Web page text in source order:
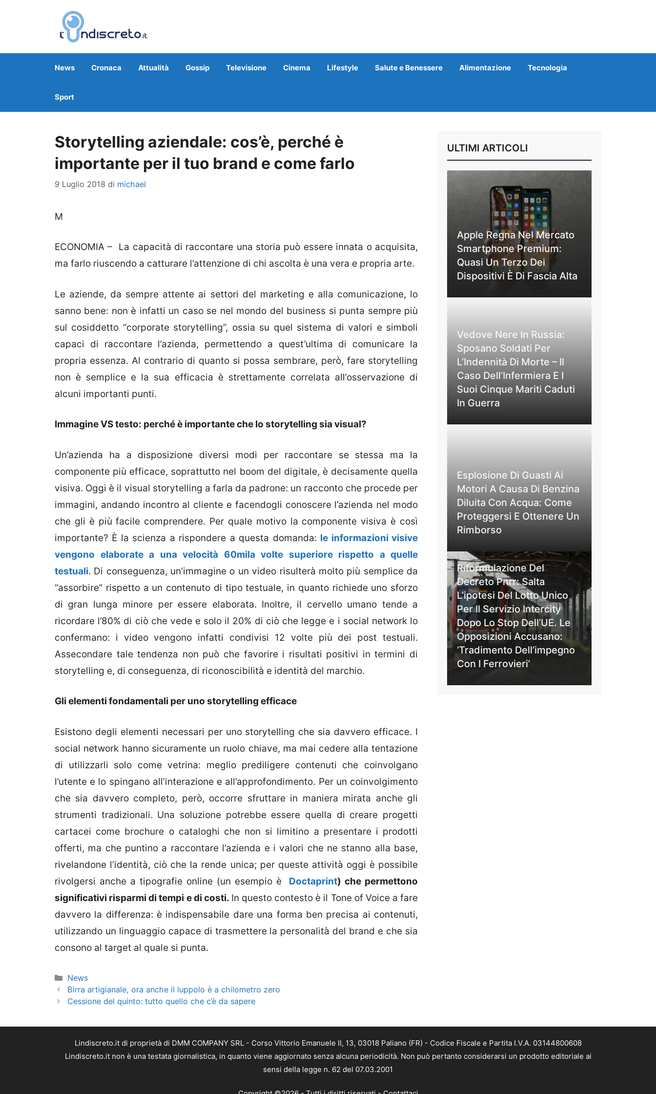
News Cronaca Attualità Gossip Televisione Cinema Lifestyle Salute e Benessere Alimentazione Tecnologia
Sport
Storytelling aziendale: cos’è, perché è
importante per il tuo brand e come farlo
9 Luglio 2018 di michael
M
ECONOMIA – La capacità di raccontare una storia può essere innata o acquisita,
ma farlo riuscendo a catturare l’attenzione di chi ascolta è una vera e propria arte.
Le aziende, da sempre attente ai settori del marketing e alla comunicazione, lo
sanno bene: non è infatti un caso se nel mondo del business si punta sempre più
sul cosiddetto “corporate storytelling”, ossia su quel sistema di valori e simboli
capaci di raccontare l’azienda, permettendo a quest’ultima di comunicare la
propria essenza. Al contrario di quanto si possa sembrare, però, fare storytelling
non è semplice e la sua efficacia è strettamente correlata all’osservazione di
alcuni importanti punti.
Immagine VS testo: perché è importante che lo storytelling sia visual?
Un’azienda ha a disposizione diversi modi per raccontare se stessa ma la
componente più efficace, soprattutto nel boom del digitale, è decisamente quella
visiva. Oggi è il visual storytelling a farla da padrone: un racconto che procede per
immagini, andando incontro al cliente e facendogli conoscere l’azienda nel modo
che gli è più facile comprendere. Per quale motivo la componente visiva è così
importante? È la scienza a rispondere a questa domanda: le informazioni visive
vengono elaborate a una velocità 60mila volte superiore rispetto a quelle
testuali. Di conseguenza, un’immagine o un video risulterà molto più semplice da
“assorbire” rispetto a un contenuto di tipo testuale, in quanto richiede uno sforzo
di gran lunga minore per essere elaborata. Inoltre, il cervello umano tende a
ricordare l’80% di ciò che vede e solo il 20% di ciò che legge e i social network lo
confermano: i video vengono infatti condivisi 12 volte più dei post testuali.
Assecondare tale tendenza non può che favorire i risultati positivi in termini di
storytelling e, di conseguenza, di riconoscibilità e identità del marchio.
Gli elementi fondamentali per uno storytelling efficace
Esistono degli elementi necessari per uno storytelling che sia davvero efficace. I
social network hanno sicuramente un ruolo chiave, ma mai cedere alla tentazione
di utilizzarli solo come vetrina: meglio prediligere contenuti che coinvolgano
l’utente e lo spingano all’interazione e all’approfondimento. Per un coinvolgimento
che sia davvero completo, però, occorre sfruttare in maniera mirata anche gli
strumenti tradizionali. Una soluzione potrebbe essere quella di creare progetti
cartacei come brochure o cataloghi che non si limitino a presentare i prodotti
offerti, ma che puntino a raccontare l’azienda e i valori che ne stanno alla base,
rivelandone l’identità, ciò che la rende unica; per queste attività oggi è possibile
rivolgersi anche a tipografie online (un esempio è
Doctaprint) che permettono
significativi risparmi di tempi e di costi. In questo contesto è il Tone of Voice a fare
davvero la differenza: è indispensabile dare una forma ben precisa ai contenuti,
utilizzando un linguaggio capace di trasmettere la personalità del brand e che sia
consono al target al quale si punta.
Categorie
News
Birra artigianale, ora anche il luppolo è a chilometro zero
Cessione del quinto: tutto quello che c’è da sapere
ULTIMI ARTICOLI
Apple Regna Nel Mercato
Smartphone Premium:
Quasi Un Terzo Dei
Dispositivi È Di Fascia Alta
Vedove Nere In Russia:
Sposano Soldati Per
L’Indennità Di Morte – Il
Caso Dell’Infermiera E I
Suoi Cinque Mariti Caduti
In Guerra
Esplosione Di Guasti Ai
Motori A Causa Di Benzina
Diluita Con Acqua: Come
Proteggersi E Ottenere Un
Rimborso
Riformulazione Del
Decreto Pnrr: Salta
L’ipotesi Del Lotto Unico
Per Il Servizio Intercity
Dopo Lo Stop Dell’UE. Le
Opposizioni Accusano:
‘Tradimento Dell’impegno
Con I Ferrovieri’
Lindiscreto.it di proprietà di DMM COMPANY SRL - Corso Vittorio Emanuele II, 13, 03018 Paliano (FR) - Codice Fiscale e Partita I.V.A. 03144800608
Lindiscreto.it non è una testata giornalistica, in quanto viene aggiornato senza alcuna periodicità. Non può pertanto considerarsi un prodotto editoriale ai
sensi della legge n. 62 del 07.03.2001